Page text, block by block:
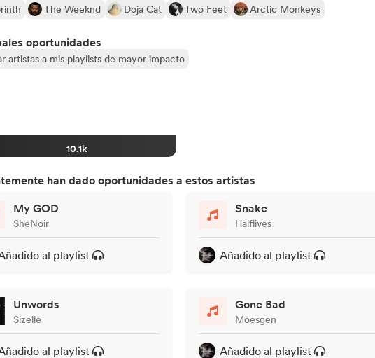
The Weeknd Doja Cat Two Feet Arctic Monkeys
oportunidades
artistas a mis playlists de mayor impacto
10.1k
han dado oportunidades a estos artistas
My GOD
SheNoir
al playlist
Snake
Halflives
Añadido al playlist
Unwords
Sizelle
al playlist
Gone Bad
Moesgen
Añadido al playlist